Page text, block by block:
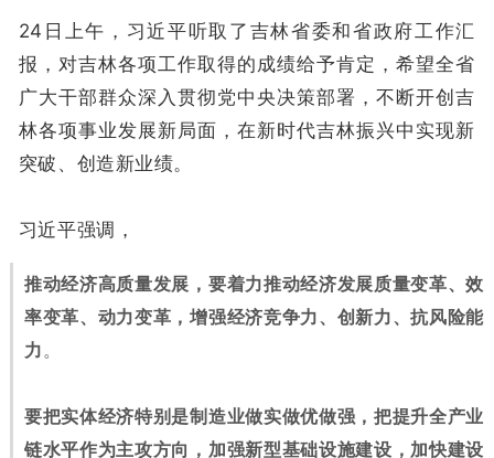
24日上午，习近平听取了吉林省委和省政府工作汇
报，对吉林各项工作取得的成绩给予肯定，希望全省
广大干部群众深入贯彻党中央决策部署，不断开创吉
林各项事业发展新局面，在新时代吉林振兴中实现新
突破、创造新业绩。
习近平强调，
推动经济高质量发展，要着力推动经济发展质量变革、效
率变革、动力变革，增强经济竞争力、创新力、抗风险能
力。
要把实体经济特别是制造业做实做优做强 ，把提升全产业
链水平作为主攻方向 ，加强新型基础设施建设，加快建设